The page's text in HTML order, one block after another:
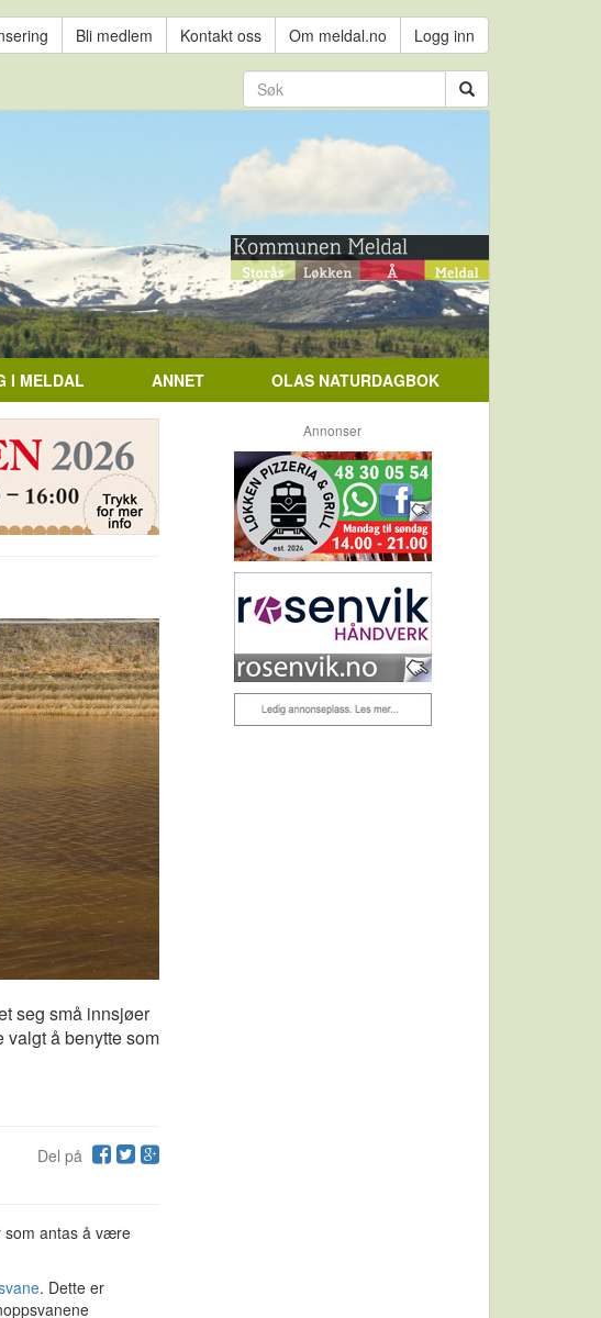
Bli medlem Kontakt oss Om meldal.no Logg inn
I MELDAL ANNET OLAS NATURDAGBOK
seg små innsjøer
valgt å benytte som
Del på
som antas å være
. Dette er
Annonser